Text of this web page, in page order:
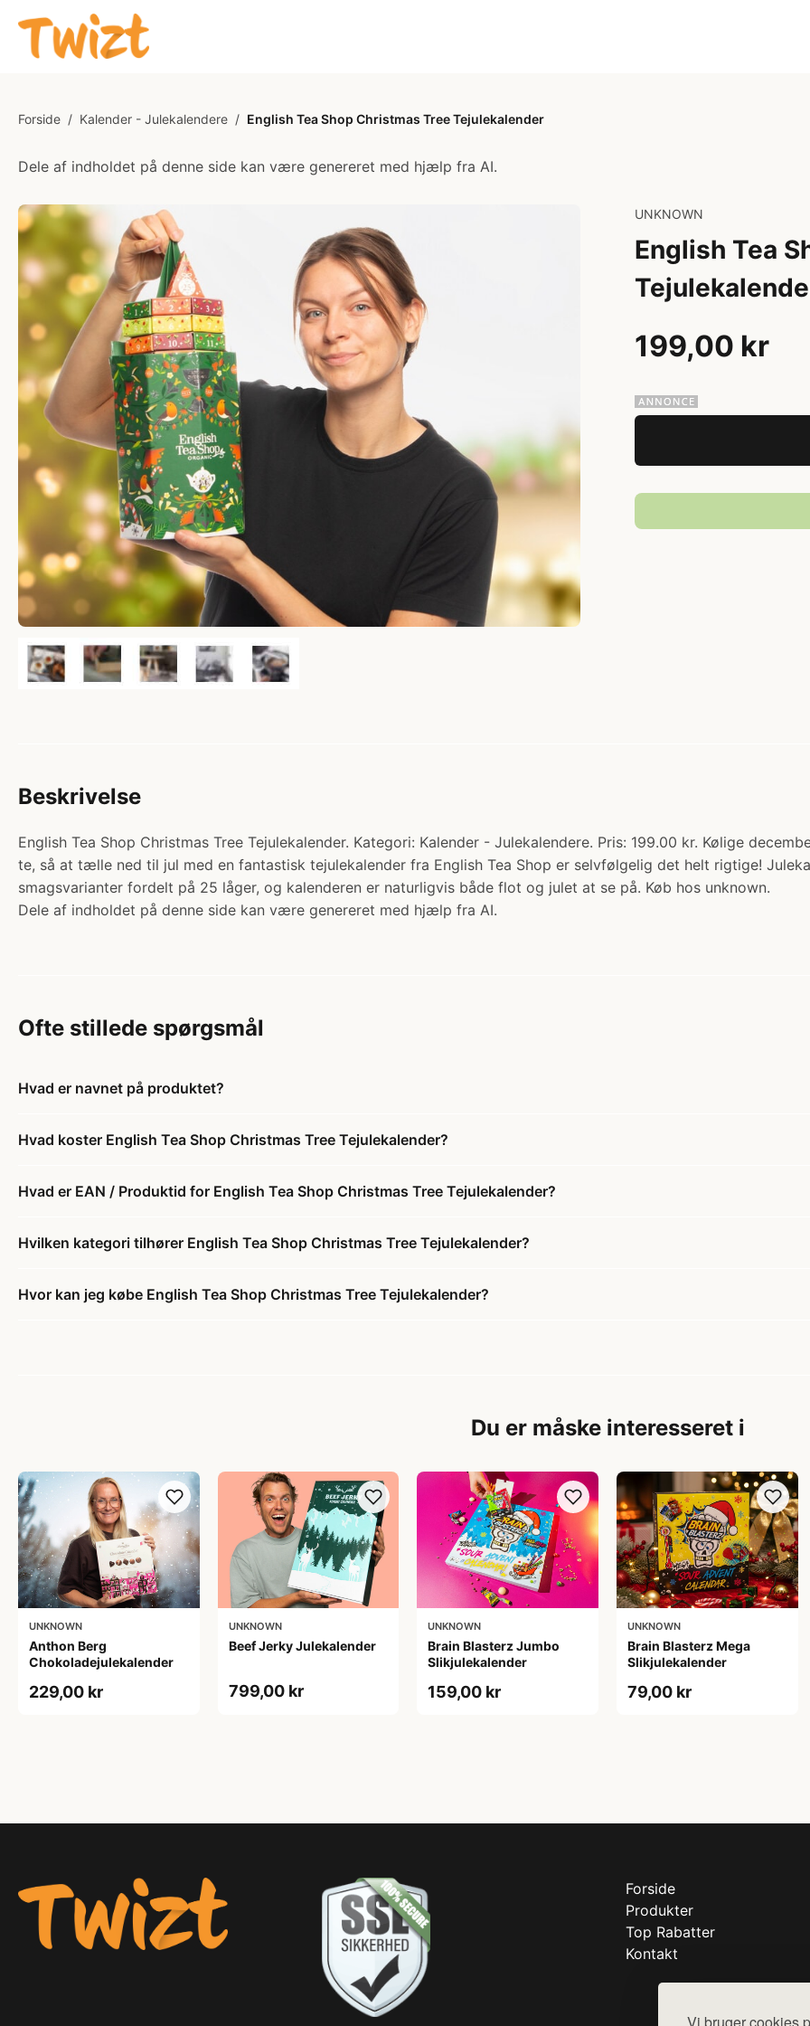
Forside / Kalender - Julekalendere / English Tea Shop Christmas Tree Tejulekalender
Dele af indholdet på denne side kan være genereret med hjælp fra AI.
UNKNOWN
English Tea
199,00 kr
Beskrivelse
English Tea Shop Christmas Tree Tejulekalender. Kategori: Kalender - Julekalendere. Pris: 199.00 kr. Kølige
te, så at tælle ned til jul med en fantastisk tejulekalender fra English Tea Shop er selvfølgelig det helt rigtige!
smagsvarianter fordelt på 25 låger, og kalenderen er naturligvis både flot og julet at se på. Køb hos unknown.
Dele af indholdet på denne side kan være genereret med hjælp fra AI.
Ofte stillede spørgsmål
Hvad er navnet på produktet?
Hvad koster English Tea Shop Christmas Tree Tejulekalender?
Hvad er EAN / Produktid for English Tea Shop Christmas Tree Tejulekalender?
Hvilken kategori tilhører English Tea Shop Christmas Tree Tejulekalender?
Hvor kan jeg købe English Tea Shop Christmas Tree Tejulekalender?
Du er måske interesseret i
UNKNOWN
Anthon Berg
Chokoladejulekalender
229,00 kr
UNKNOWN
Beef Jerky Julekalender
799,00 kr
UNKNOWN
Brain Blasterz Jumbo
Slikjulekalender
159,00 kr
UNKNOWN
Brain Blasterz Mega
Slikjulekalender
79,00 kr
Forside
Produkter
Top Rabatter
Kontakt